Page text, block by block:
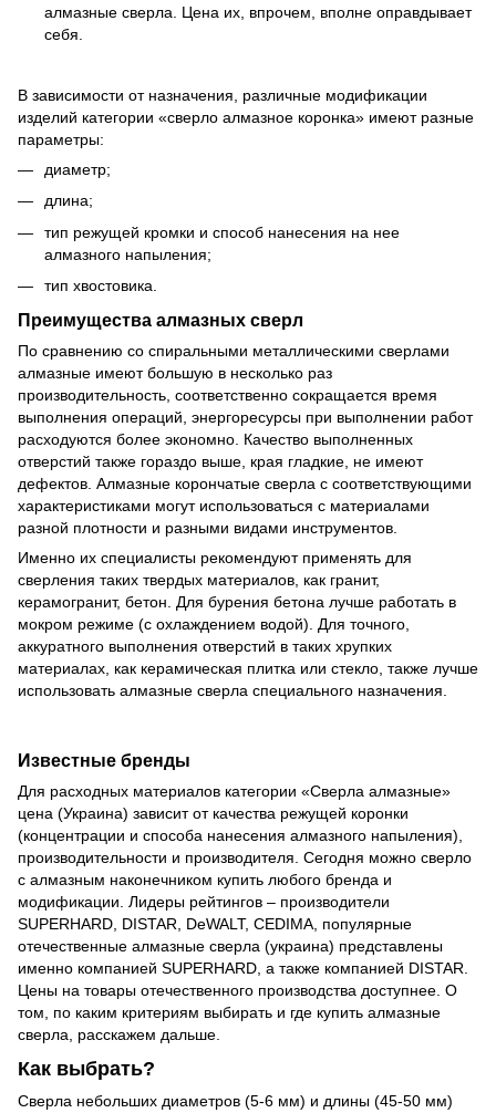
алмазные сверла. Цена их, впрочем, вполне оправдывает
себя.
В зависимости от назначения, различные модификации
изделий категории «сверло алмазное коронка» имеют разные
параметры:
диаметр;
длина;
тип режущей кромки и способ нанесения на нее
алмазного напыления;
тип хвостовика.
Преимущества алмазных сверл
По сравнению со спиральными металлическими сверлами
алмазные имеют большую в несколько раз
производительность, соответственно сокращается время
выполнения операций, энергоресурсы при выполнении работ
расходуются более экономно. Качество выполненных
отверстий также гораздо выше, края гладкие, не имеют
дефектов. Алмазные корончатые сверла с соответствующими
характеристиками могут использоваться с материалами
разной плотности и разными видами инструментов.
Именно их специалисты рекомендуют применять для
сверления таких твердых материалов, как гранит,
керамогранит, бетон. Для бурения бетона лучше работать в
мокром режиме (с охлаждением водой). Для точного,
аккуратного выполнения отверстий в таких хрупких
материалах, как керамическая плитка или стекло, также лучше
использовать алмазные сверла специального назначения.
Известные бренды
Для расходных материалов категории «Сверла алмазные»
цена (Украина) зависит от качества режущей коронки
(концентрации и способа нанесения алмазного напыления),
производительности и производителя. Сегодня можно сверло
с алмазным наконечником купить любого бренда и
модификации. Лидеры рейтингов – производители
SUPERHARD, DISTAR, DeWALT, CEDIMA, популярные
отечественные алмазные сверла (украина) представлены
именно компанией SUPERHARD, а также компанией DISTAR.
Цены на товары отечественного производства доступнее. О
том, по каким критериям выбирать и где купить алмазные
сверла, расскажем дальше.
Как выбрать?
Сверла небольших диаметров (5-6 мм) и длины (45-50 мм)